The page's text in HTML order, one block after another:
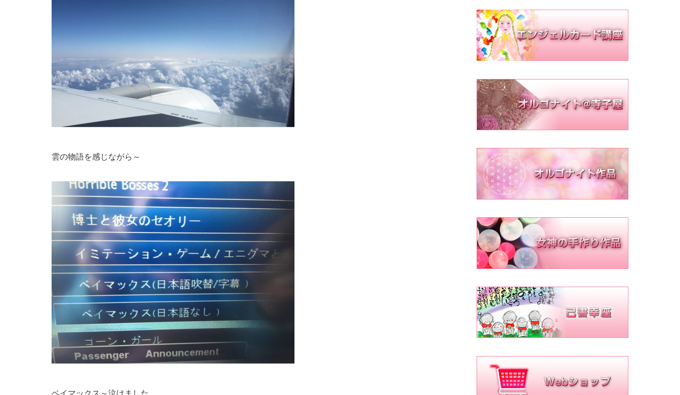
雲の物語を感じながら～
ベイマックス～泣けました。